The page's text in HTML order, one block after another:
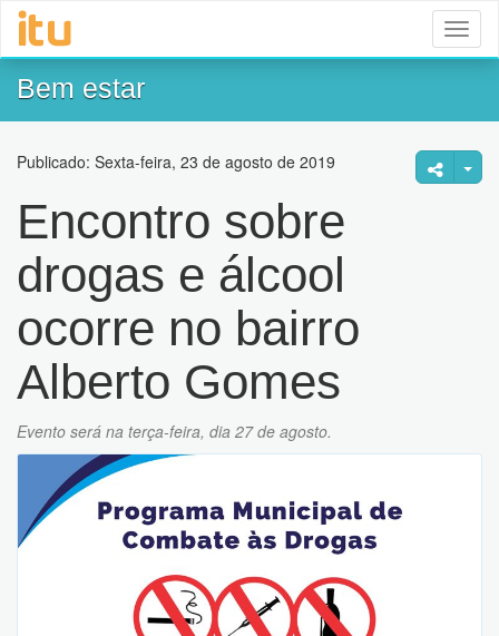
Bem estar
Publicado: Sexta-feira, 23 de agosto de 2019
Encontro sobre
drogas e álcool
ocorre no bairro
Alberto Gomes
Evento será na terça-feira, dia 27 de agosto.